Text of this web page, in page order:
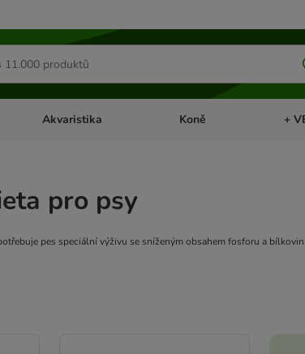
zvířata
Otevřít menu: Ptáci
Akvaristika Otevřít menu: Akvaristika
Koně +
pro psy
pes speciální výživu se sníženým obsahem fosforu a